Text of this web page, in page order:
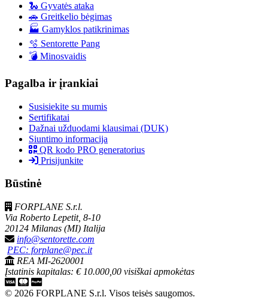
🐍 Gyvatės ataka
🚗 Greitkelio bėgimas
🏭 Gamyklos patikrinimas
🫧 Sentorette Pang
💣 Minosvaidis
Pagalba ir įrankiai
Susisiekite su mumis
Sertifikatai
Dažnai užduodami klausimai (DUK)
Siuntimo informacija
QR kodo PRO generatorius
Prisijunkite
Būstinė
FORPLANE S.r.l.
Via Roberto Lepetit, 8-10
20124 Milanas (MI) Italija
info@sentorette.com
PEC: forplane@pec.it
REA MI-2620001
Įstatinis kapitalas: € 10.000,00 visiškai apmokėtas
© 2026 FORPLANE S.r.l. Visos teisės saugomos.